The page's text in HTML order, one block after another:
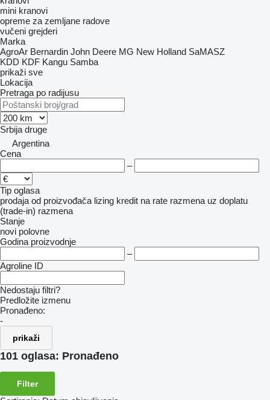
mini kranovi
opreme za zemljane radove
vučeni grejderi
Marka
AgroAr Bernardin John Deere MG New Holland SaMASZ
KDD KDF Kangu Samba
prikaži sve
Lokacija
Pretraga po radijusu
Srbija druge
Argentina
Cena
–
Tip oglasa
prodaja od proizvođača lizing kredit na rate razmena uz doplatu
(trade-in) razmena
Stanje
novi polovne
Godina proizvodnje
–
Agroline ID
Nedostaju filtri?
Predložite izmenu
Pronađeno:
-
prikaži
101 oglasa: Pronađeno
Filter